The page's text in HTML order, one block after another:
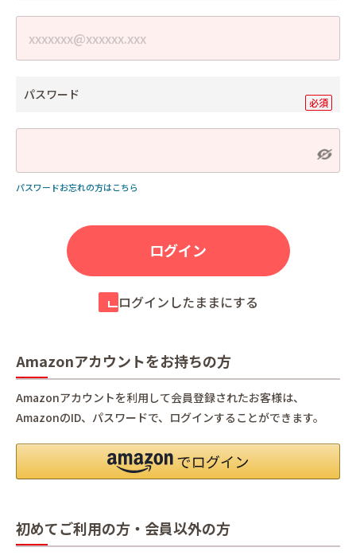
パスワード
パスワードお忘れの方はこちら
ログインしたままにする
Amazonアカウントをお持ちの方
Amazonアカウントを利用して会員登録されたお客様は、
AmazonのID、パスワードで、ログインすることができます。
初めてご利用の方・会員以外の方